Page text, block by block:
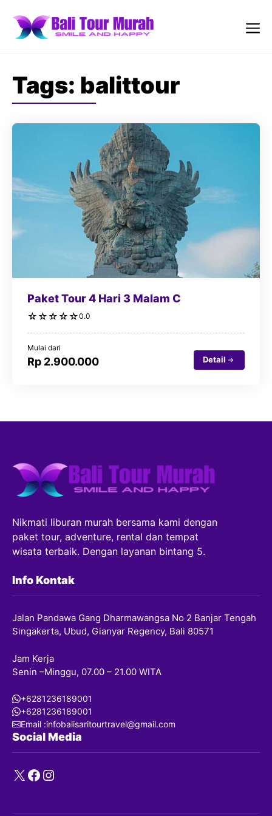
content
Tags: balittour
Paket Tour 4 Hari 3 Malam C
☆ ☆ ☆ ☆ ☆0.0
Mulai dari
Rp 2.900.000 Detail
Nikmati liburan murah bersama kami dengan
paket tour, adventure, rental dan tempat
wisata terbaik. Dengan layanan bintang 5.
Info Kontak
Jalan Pandawa Gang Dharmawangsa No 2 Banjar Tengah
Singakerta, Ubud, Gianyar Regency, Bali 80571
Jam Kerja
Senin –Minggu, 07.00 – 21.00 WITA
+6281236189001
+6281236189001
Email :infobalisaritourtravel@gmail.com
Social Media
X Facebook
Instagram